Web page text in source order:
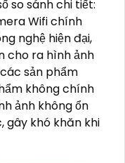
so sánh chi tiết:
Wifi chính
nghệ hiện đại,
cho ra hình ảnh
sản phẩm
không chính
ảnh không ổn
gây khó khăn khi